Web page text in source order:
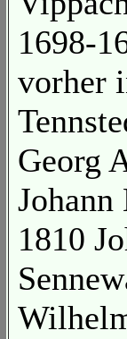
1698-
vorher
Georg
1810